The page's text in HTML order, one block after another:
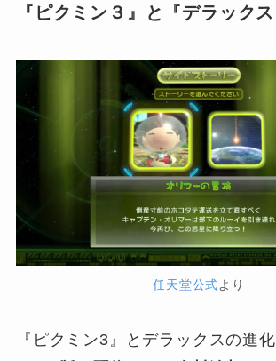
『ピクミン３』と『デラック
任天堂公式より
『ピクミン3』とデラックスの進化